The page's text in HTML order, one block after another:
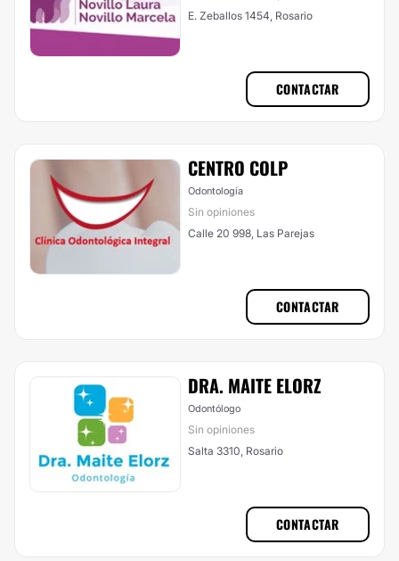
E. Zeballos 1454, Rosario
CONTACTAR
CENTRO COLP
Odontología
Sin opiniones
Calle 20 998, Las Parejas
CONTACTAR
DRA. MAITE ELORZ
Odontólogo
Sin opiniones
Salta 3310, Rosario
CONTACTAR